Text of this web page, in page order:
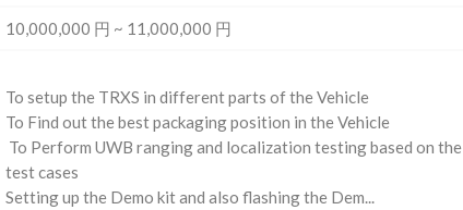
10,000,000 円 ~ 11,000,000 円
To setup the TRXS in different parts of the Vehicle
To Find out the best packaging position in the Vehicle
To Perform UWB ranging and localization testing based on the
test cases
Setting up the Demo kit and also flashing the Dem...